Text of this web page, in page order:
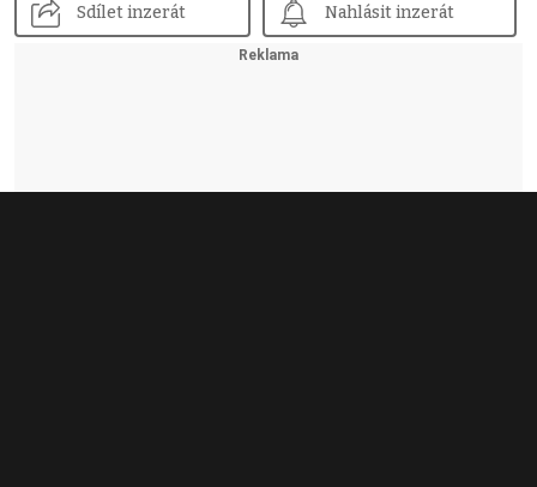
Sdílet inzerát Nahlásit inzerát